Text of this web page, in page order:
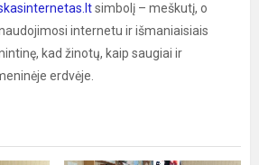
simbolį – meškutį, o
internetu ir išmaniaisiais
kad žinotų, kaip saugiai ir
erdvėje.